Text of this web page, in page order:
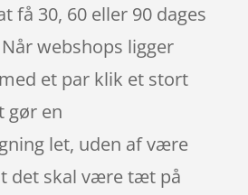
få 30, 60 eller 90 dages
webshops ligger
et par klik et stort
gør en
let, uden af være
det skal være tæt på